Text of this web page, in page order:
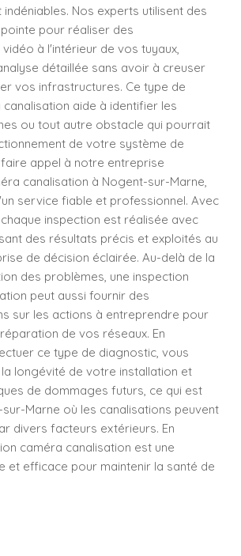
Nos experts utilisent des
pour réaliser des
à l'intérieur de vos tuyaux,
détaillée sans avoir à creuser
vos infrastructures. Ce type de
aide à identifier les
ou tout autre obstacle qui pourrait
de votre système de
appel à notre entreprise
canalisation à Nogent-sur-Marne,
service fiable et professionnel. Avec
inspection est réalisée avec
des résultats précis et exploités au
de décision éclairée. Au-delà de la
des problèmes, une inspection
peut aussi fournir des
sur les actions à entreprendre pour
de vos réseaux. En
ce type de diagnostic, vous
longévité de votre installation et
de dommages futurs, ce qui est
Marne où les canalisations peuvent
divers facteurs extérieurs. En
caméra canalisation est une
et efficace pour maintenir la santé de